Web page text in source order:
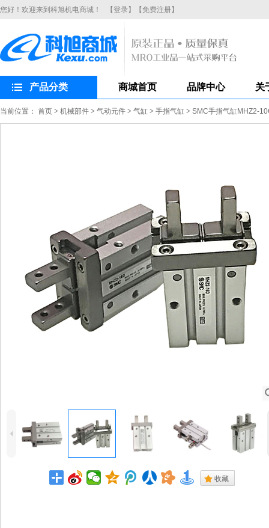
您好！欢迎来到科旭机电商城！ 【登录】 【免费注册】
产品分类 商城首页 品牌中心 关
当前位置： 首页 > 机械部件 > 气动元件 > 气缸 > 手指气缸 > SMC手指气缸MHZ2-
4
. 收藏